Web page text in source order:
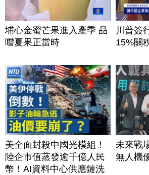
埔心金蜜芒果進入產季 品
嚐夏果正當時
川普簽
15%關
美全面封殺中國光模組！
陸企市值蒸發逾千億人民
幣！AI資料中心供應鏈洗
未來戰
無人機